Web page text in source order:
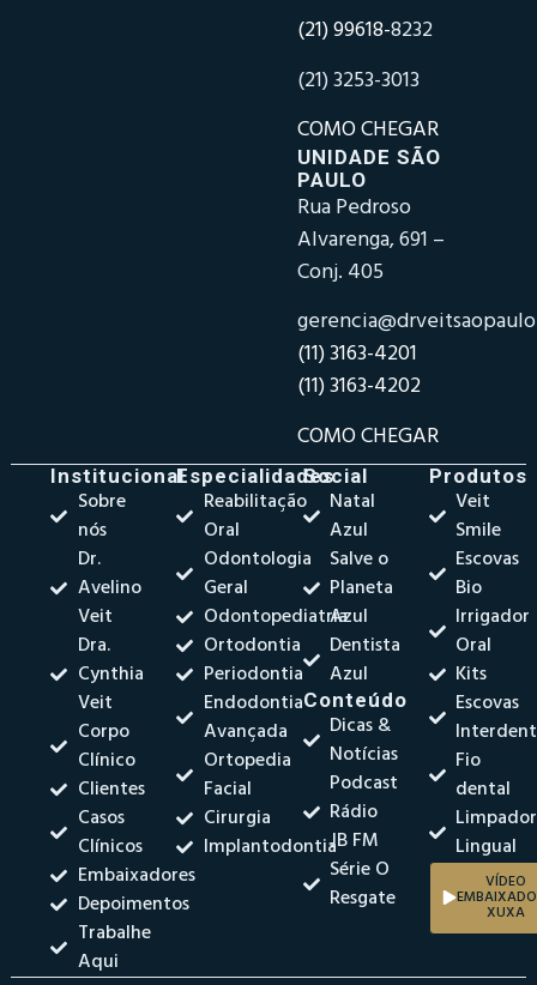
(21) 99618-8232
(21) 3253-3013
COMO CHEGAR
UNIDADE SÃO
PAULO
Rua Pedroso
Alvarenga, 691 –
Conj. 405
(11) 3163-4201
(11) 3163-4202
COMO CHEGAR
Institucional
Sobre
nós
Dr.
Avelino
Veit
Dra.
Cynthia
Veit
Corpo
Clínico
Clientes
Casos
Clínicos
Embaixadores
Depoimentos
Trabalhe
Aqui
Especialidades
Reabilitação
Oral
Odontologia
Geral
Odontopediatria
Ortodontia
Periodontia
Endodontia
Avançada
Ortopedia
Facial
Cirurgia
Implantodontia
Social
Natal
Azul
Salve o
Planeta
Azul
Dentista
Azul
Conteúdo
Dicas &
Notícias
Podcast
Rádio
JB FM
Série O
Resgate
Produtos
Veit
Smile
Escovas
Bio
Irrigador
Oral
Kits
Escovas
Fio
dental
Limpador
Lingual
VÍDEO
XUXA